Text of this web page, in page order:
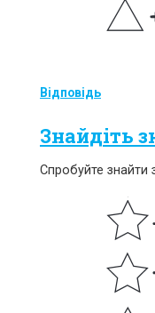
Відповідь
Знайдіть
Спробуйте знайти